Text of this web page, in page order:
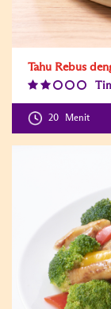
Tahu Rebus
20 Menit